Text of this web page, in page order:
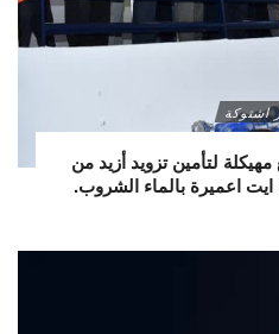
اشتوكة
لتأمين تزويد أزيد من